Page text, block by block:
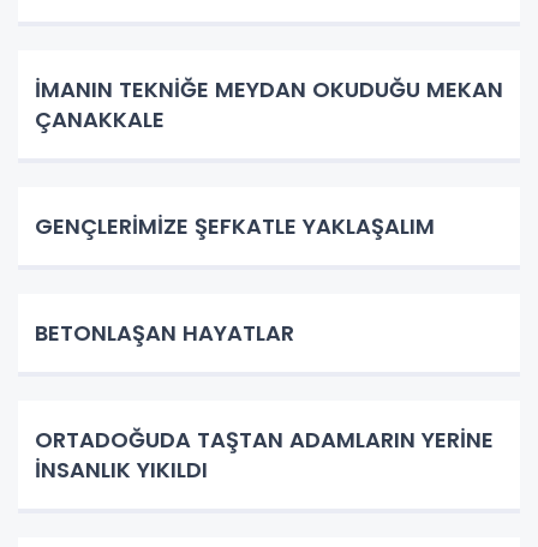
İMANIN TEKNİĞE MEYDAN OKUDUĞU MEKAN
ÇANAKKALE
GENÇLERİMİZE ŞEFKATLE YAKLAŞALIM
BETONLAŞAN HAYATLAR
ORTADOĞUDA TAŞTAN ADAMLARIN YERİNE
İNSANLIK YIKILDI